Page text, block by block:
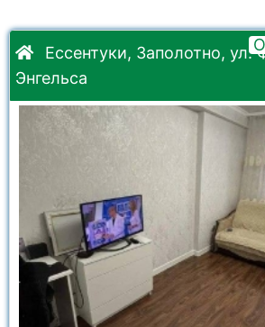
Ессентуки, Заполотно, ул.
Энгельса